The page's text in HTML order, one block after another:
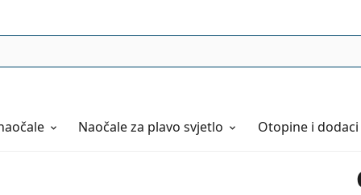
Naočaleza plavo svjetlo Otopine i dodaci